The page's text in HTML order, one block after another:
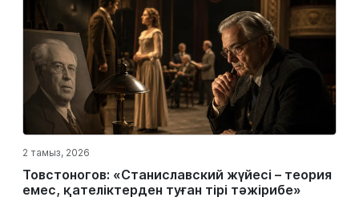
2 тамыз, 2026
Товстоногов: «Станиславский жүйесі – теория
емес, қателіктерден туған тірі тәжірибе»